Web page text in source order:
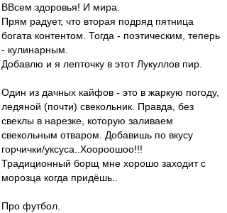
ВВсем здоровья! И мира.
Прям радует, что вторая подряд пятница
богата контентом. Тогда - поэтическим, теперь
- кулинарным.
Добавлю и я лепточку в этот Лукуллов пир.
Один из дачных кайфов - это в жаркую погоду,
ледяной (почти) свекольник. Правда, без
свеклы в нарезке, которую заливаем
свекольным отваром. Добавишь по вкусу
горчички/уксуса..Хоороошоо!!!
Традиционный борщ мне хорошо заходит с
морозца когда придёшь..
Про футбол.